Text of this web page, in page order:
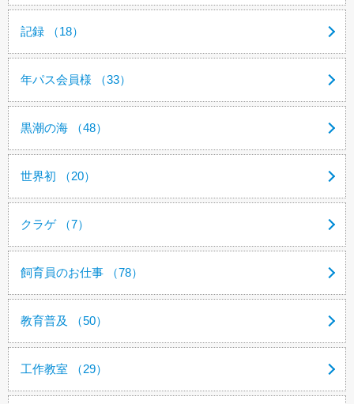
記録 （18）
年パス会員様 （33）
黒潮の海 （48）
世界初 （20）
クラゲ （7）
飼育員のお仕事 （78）
教育普及 （50）
工作教室 （29）